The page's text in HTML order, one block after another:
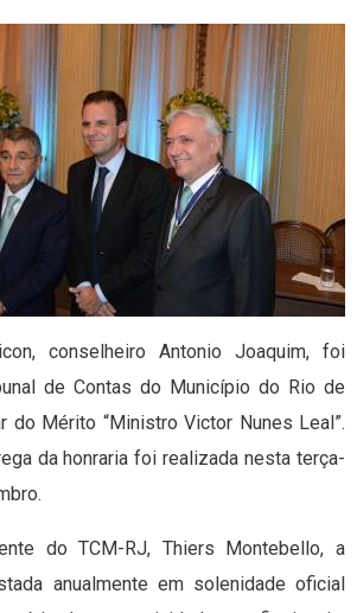
conselheiro Antonio Joaquim, foi
de Contas do Município do Rio de
do Mérito “Ministro Victor Nunes Leal”.
da honraria foi realizada nesta terça-
do TCM-RJ, Thiers Montebello, a
anualmente em solenidade oficial